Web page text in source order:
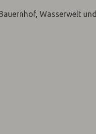
Wasserwelt und